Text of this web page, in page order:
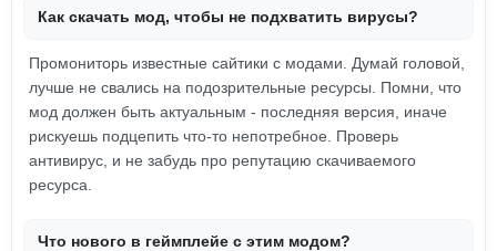
Как скачать мод, чтобы не подхватить вирусы?
Промониторь известные сайтики с модами. Думай головой,
лучше не свались на подозрительные ресурсы. Помни, что
мод должен быть актуальным - последняя версия, иначе
рискуешь подцепить что-то непотребное. Проверь
антивирус, и не забудь про репутацию скачиваемого
ресурса.
Что нового в геймплейе с этим модом?